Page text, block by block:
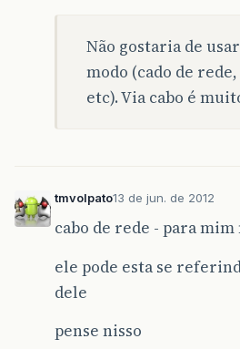
Não gostaria de
modo (cado de
etc). Via cabo é
tmvolpato13 de jun. de 2012
cabo de rede - para mim
ele pode esta se
dele
pense nisso